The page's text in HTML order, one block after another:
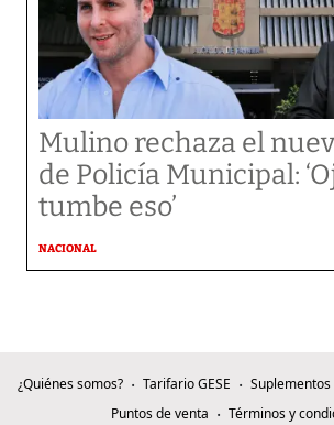
Mulino rechaza el
de Policía Municipal:
tumbe eso’
NACIONAL
¿Quiénes somos? Tarifario GESE Suplementos
Puntos de venta
Términos y